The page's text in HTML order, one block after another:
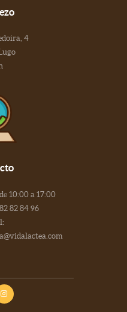
4
10:00 a 17:00
82 84 96